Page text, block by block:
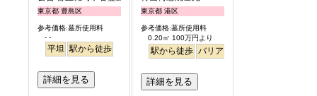
東京都 豊島区
参考価格:墓所使用料
- -
平坦 駅から徒歩
詳細を見る
東京都 港区
参考価格:墓所使用料
0.20㎡ 100万円より
駅から徒歩 バリアフリー
詳細を見る